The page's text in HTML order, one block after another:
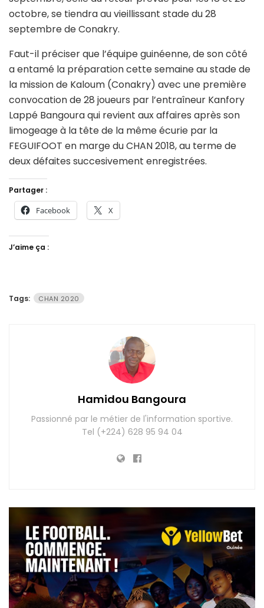
octobre, se tiendra au vieillissant stade du 28
septembre de Conakry.
Faut-il préciser que l’équipe guinéenne, de son côté
a entamé la préparation cette semaine au stade de
la mission de Kaloum (Conakry) avec une première
convocation de 28 joueurs par l’entraîneur Kanfory
Lappé Bangoura qui revient aux affaires après son
limogeage à la tête de la même écurie par la
FEGUIFOOT en marge du CHAN 2018, au terme de
deux défaites succesivement enregistrées.
Partager :
Facebook X
J’aime ça :
Tags: CHAN 2020
Hamidou Bangoura
Passionné par le métier de l'information sportive.
Tel (+224) 628 95 94 04